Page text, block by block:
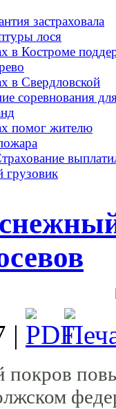
застраховала
лося
в Костроме
в Свердловской
соревнования
помог жителю
грузовик
|